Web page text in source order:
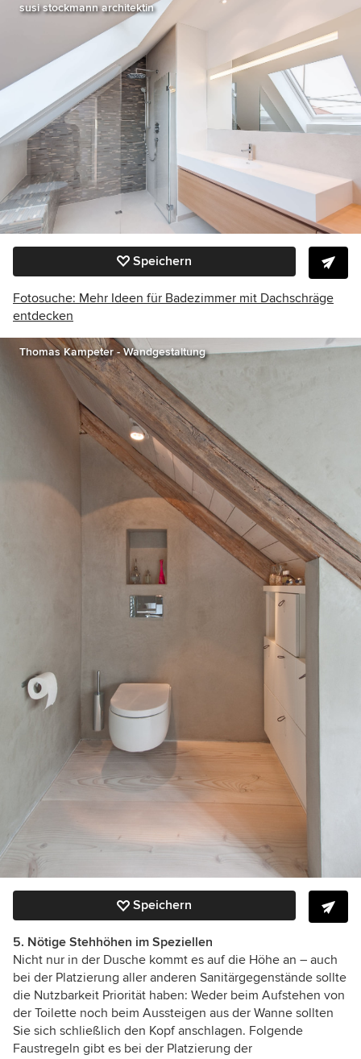
susi stockmann architektin
Speichern
Fotosuche: Mehr Ideen für Badezimmer mit Dachschräge
entdecken
Thomas Kampeter - Wandgestaltung
Speichern
5. Nötige Stehhöhen im Speziellen
Nicht nur in der Dusche kommt es auf die Höhe an – auch
bei der Platzierung aller anderen Sanitärgegenstände sollte
die Nutzbarkeit Priorität haben: Weder beim Aufstehen von
der Toilette noch beim Aussteigen aus der Wanne sollten
Sie sich schließlich den Kopf anschlagen. Folgende
Faustregeln gibt es bei der Platzierung der